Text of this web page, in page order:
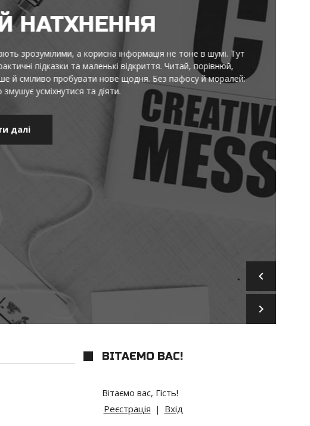
keyboard_arrow_left
keyboard_arrow_right
інформація не тоне в шумі. Тут
відкриття. Читай, порівнюй,
нове щодня. Без пафосу й моралей:
діяти.
ВІТАЄМО ВАС!
Вітаємо вас, Гість!
Реєстрація | Вхід